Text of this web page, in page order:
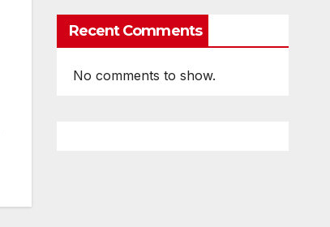
Recent Comments
No comments to show.